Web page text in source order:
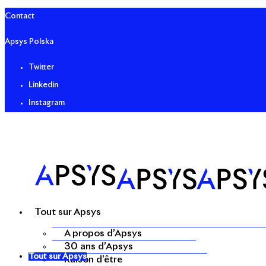
Contact
Apsys Polska
Twitter
Linkedin
Instagram
Tout sur Apsys
A propos d’Apsys
30 ans d’Apsys
Raison d’être
Tout sur Apsys